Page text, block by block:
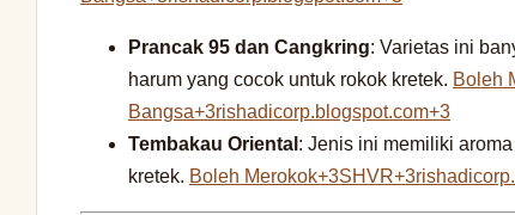
Prancak 95 dan Cangkring: Varietas ini
harum yang cocok untuk rokok kretek. Boleh
Bangsa+3rishadicorp.blogspot.com+3
Tembakau Oriental : Jenis ini memiliki
kretek. Boleh